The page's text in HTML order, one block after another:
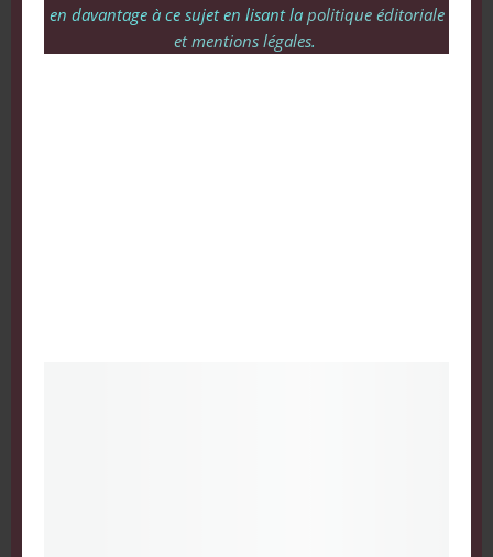
en davantage à ce sujet en lisant la politique éditoriale
et mentions légales.